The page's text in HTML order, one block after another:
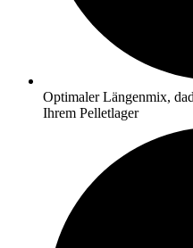
Optimaler Längenmix,
Ihrem Pelletlager